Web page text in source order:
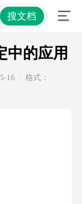
定中的应用
搜文档
中的应用
16
格式：